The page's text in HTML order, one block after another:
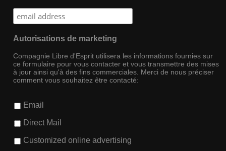
Autorisations de marketing
Compagnie Libre d'Esprit utilisera les informations fournies sur
ce formulaire pour vous contacter et vous transmettre des mises
à jour ainsi qu'à des fins commerciales. Merci de nous préciser
comment vous souhaitez être contacté:
Email
Direct Mail
Customized online advertising